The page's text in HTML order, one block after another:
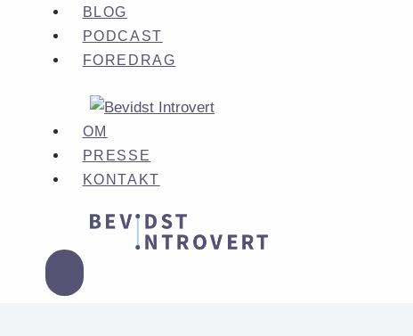
BLOG
PODCAST
FOREDRAG
OM
PRESSE
KONTAKT